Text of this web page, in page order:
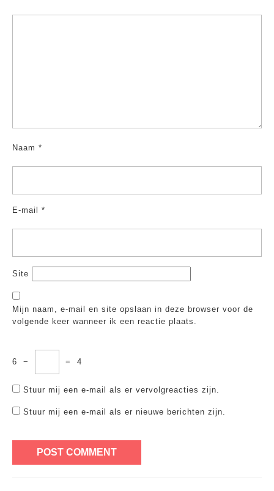
Naam *
E-mail *
Site
Mijn naam, e-mail en site opslaan in deze browser voor de
volgende keer wanneer ik een reactie plaats.
6 − = 4
Stuur mij een e-mail als er vervolgreacties zijn.
Stuur mij een e-mail als er nieuwe berichten zijn.